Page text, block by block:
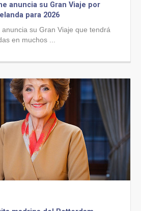
anuncia su Gran Viaje por
para 2026
su Gran Viaje que tendrá
en muchos ...